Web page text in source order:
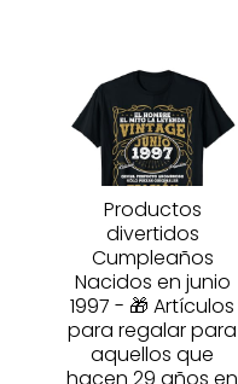
Productos
divertidos
Cumpleaños
Nacidos en junio
1997 - 🎁 Artículos
para regalar para
aquellos que